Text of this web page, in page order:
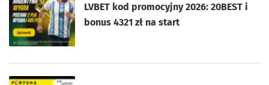
LVBET kod promocyjny 2026: 20BEST i
bonus 4321 zł na start